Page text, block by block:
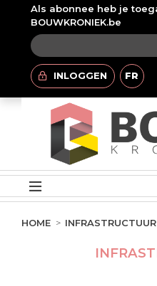
Als abonnee heb je
BOUWKRONIEK.be
INLOGGEN FR
HOME INFRASTRUCTUUR